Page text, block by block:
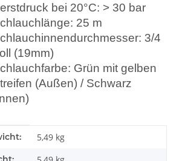
bei 20°C: > 30 bar
25 m
3/4
(19mm)
Grün mit gelben
(Außen) / Schwarz
5,49 kg